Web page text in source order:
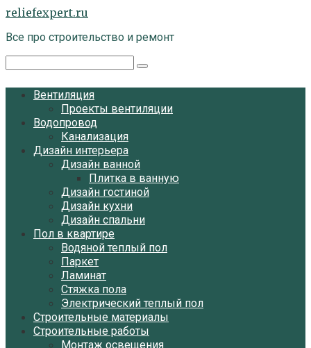
Перейти
контенту
reliefexpert.ru
Все про строительство и ремонт
Вентиляция
Проекты вентиляции
Водопровод
Канализация
Дизайн интерьера
Дизайн ванной
Плитка в ванную
Дизайн гостиной
Дизайн кухни
Дизайн спальни
Пол в квартире
Водяной теплый пол
Паркет
Ламинат
Стяжка пола
Электрический теплый пол
Строительные материалы
Строительные работы
Монтаж освещения